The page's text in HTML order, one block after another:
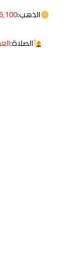
الذهب:6,100
الصلاة: